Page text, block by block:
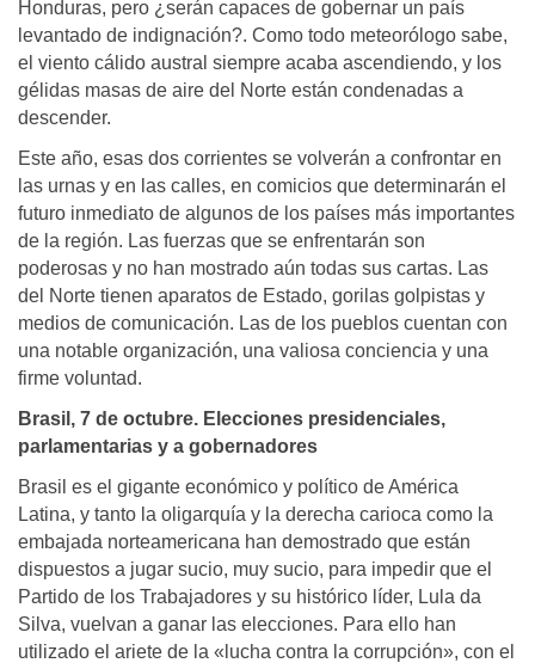
Honduras, pero ¿serán capaces de gobernar un país
levantado de indignación?. Como todo meteorólogo sabe,
el viento cálido austral siempre acaba ascendiendo, y los
gélidas masas de aire del Norte están condenadas a
descender.
Este año, esas dos corrientes se volverán a confrontar en
las urnas y en las calles, en comicios que determinarán el
futuro inmediato de algunos de los países más importantes
de la región. Las fuerzas que se enfrentarán son
poderosas y no han mostrado aún todas sus cartas. Las
del Norte tienen aparatos de Estado, gorilas golpistas y
medios de comunicación. Las de los pueblos cuentan con
una notable organización, una valiosa conciencia y una
firme voluntad.
Brasil, 7 de octubre. Elecciones presidenciales,
parlamentarias y a gobernadores
Brasil es el gigante económico y político de América
Latina, y tanto la oligarquía y la derecha carioca como la
embajada norteamericana han demostrado que están
dispuestos a jugar sucio, muy sucio, para impedir que el
Partido de los Trabajadores y su histórico líder, Lula da
Silva, vuelvan a ganar las elecciones. Para ello han
utilizado el ariete de la «lucha contra la corrupción», con el